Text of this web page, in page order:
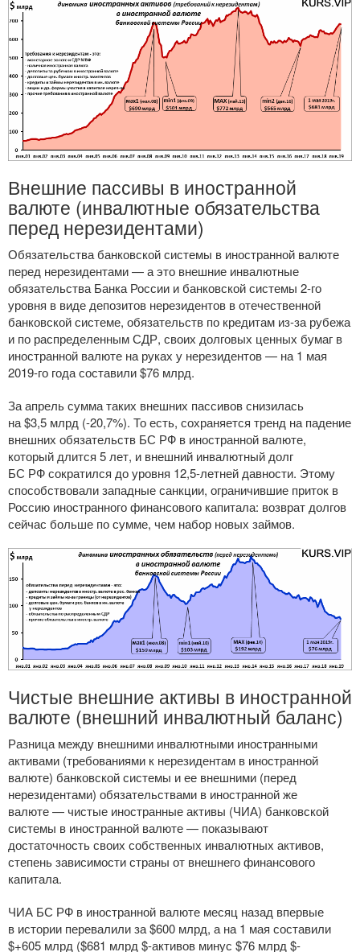
Внешние пассивы в иностранной
валюте (инвалютные обязательства
перед нерезидентами)
Обязательства банковской системы в иностранной валюте
перед нерезидентами — а это внешние инвалютные
обязательства Банка России и банковской системы 2-го
уровня в виде депозитов нерезидентов в отечественной
банковской системе, обязательств по кредитам из-за рубежа
и по распределенным СДР, своих долговых ценных бумаг в
иностранной валюте на руках у нерезидентов — на 1 мая
2019-го года составили $76 млрд.
За апрель сумма таких внешних пассивов снизилась
на $3,5 млрд (-20,7%). То есть, сохраняется тренд на падение
внешних обязательств БС РФ в иностранной валюте,
который длится 5 лет, и внешний инвалютный долг
БС РФ сократился до уровня 12,5-летней давности. Этому
способствовали западные санкции, ограничившие приток в
Россию иностранного финансового капитала: возврат долгов
сейчас больше по сумме, чем набор новых займов.
Чистые внешние активы в иностранной
валюте (внешний инвалютный баланс)
Разница между внешними инвалютными иностранными
активами (требованиями к нерезидентам в иностранной
валюте) банковской системы и ее внешними (перед
нерезидентами) обязательствами в иностранной же
валюте — чистые иностранные активы (ЧИА) банковской
системы в иностранной валюте — показывают
достаточность своих собственных инвалютных активов,
степень зависимости страны от внешнего финансового
капитала.
ЧИА БС РФ в иностранной валюте месяц назад впервые
в истории перевалили за $600 млрд, а на 1 мая составили
$+605 млрд ($681 млрд $-активов минус $76 млрд $-